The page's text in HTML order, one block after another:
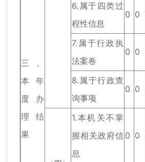
三、
本年
度办
理结
果
6.属于四类过
程性信息
0 0
7.属于行政执
法案卷
0 0
8.属于行政查
询事项
0 0
1.本机关不掌
握相关政府信
息
0 0